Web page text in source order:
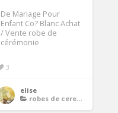
De Mariage Pour
Enfant Co? Blanc Achat
/ Vente robe de
cérémonie
3
elise
robes de ceremonie enfants